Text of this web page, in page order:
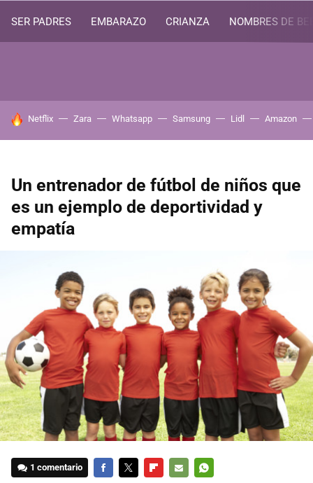
SER PADRES EMBARAZO CRIANZA NOMBRES DE
HOY SE HABLA DE
Netflix Zara Whatsapp Samsung Lidl Amazon
Un entrenador de fútbol de niños que
es un ejemplo de deportividad y
empatía
1 comentario